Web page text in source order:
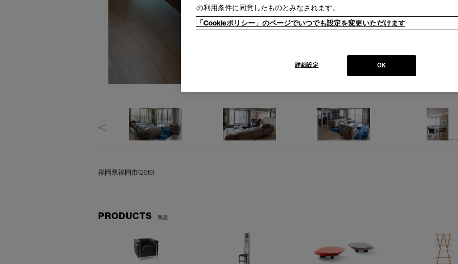
福岡県福岡市(2019)
PRODUCTS 商品
の利用条件に同意したものとみなされます。
「Cookieポリシー」のページでいつでも設定を変更いただけます
OK
詳細設定